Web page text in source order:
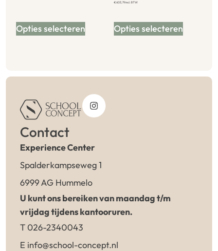
Opties selecteren
€603,79incl. BTW
Opties selecteren
Contact
Experience Center
Spalderkampseweg 1
6999 AG Hummelo
U kunt ons bereiken van maandag t/m
vrijdag tijdens kantooruren.
T 026-2340043
E info@school-concept.nl